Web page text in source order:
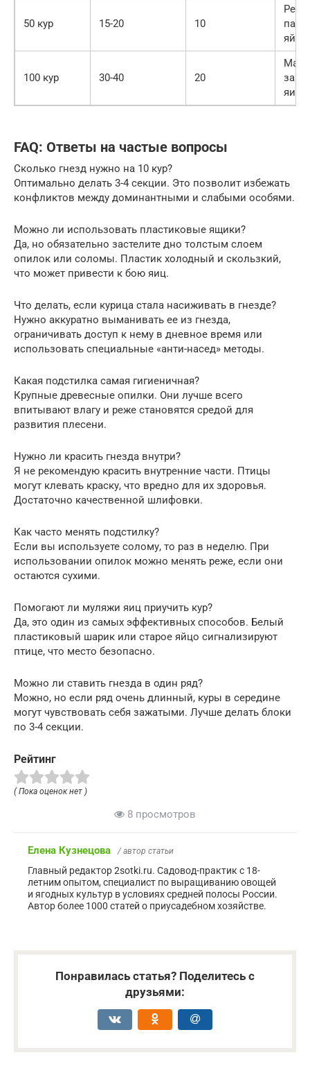
50 кур 15-20 10
100 кур 30-40 20
яиц
FAQ: Ответы на частые вопросы
Сколько гнезд нужно на 10 кур?
Оптимально делать 3-4 секции. Это позволит избежать
конфликтов между доминантными и слабыми особями.
Можно ли использовать пластиковые ящики?
Да, но обязательно застелите дно толстым слоем
опилок или соломы. Пластик холодный и скользкий,
что может привести к бою яиц.
Что делать, если курица стала насиживать в гнезде?
Нужно аккуратно выманивать ее из гнезда,
ограничивать доступ к нему в дневное время или
использовать специальные «анти-насед» методы.
Какая подстилка самая гигиеничная?
Крупные древесные опилки. Они лучше всего
впитывают влагу и реже становятся средой для
развития плесени.
Нужно ли красить гнезда внутри?
Я не рекомендую красить внутренние части. Птицы
могут клевать краску, что вредно для их здоровья.
Достаточно качественной шлифовки.
Как часто менять подстилку?
Если вы используете солому, то раз в неделю. При
использовании опилок можно менять реже, если они
остаются сухими.
Помогают ли муляжи яиц приучить кур?
Да, это один из самых эффективных способов. Белый
пластиковый шарик или старое яйцо сигнализируют
птице, что место безопасно.
Можно ли ставить гнезда в один ряд?
Можно, но если ряд очень длинный, куры в середине
могут чувствовать себя зажатыми. Лучше делать блоки
по 3-4 секции.
Рейтинг
( Пока оценок нет )
8 просмотров
Елена Кузнецова / автор статьи
Главный редактор 2sotki.ru. Садовод-практик с 18-
летним опытом, специалист по выращиванию овощей
и ягодных культур в условиях средней полосы России.
Автор более 1000 статей о приусадебном хозяйстве.
Понравилась статья? Поделитесь с
друзьями: